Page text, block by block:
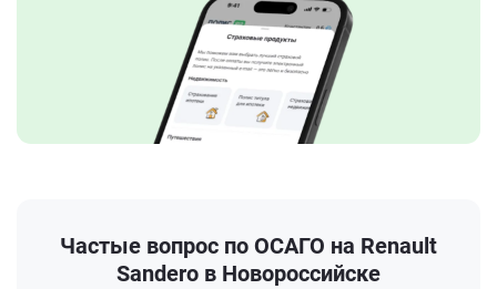
Частые вопрос по ОСАГО на Renault
Sandero в Новороссийске